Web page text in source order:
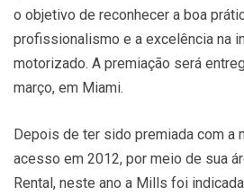
o objetivo de reconhecer a boa
profissionalismo e a excelência na
motorizado. A premiação será
março, em Miami.
Depois de ter sido premiada com a
acesso em 2012, por meio de sua
Rental, neste ano a Mills foi